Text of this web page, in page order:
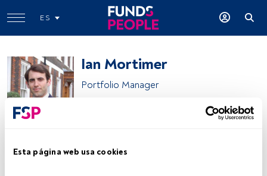
Esta página web usa cookies
ES
Ian Mortimer
Portfolio Manager
Compartir: